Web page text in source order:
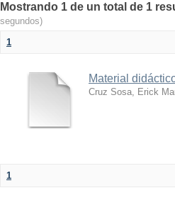
Mostrando 1 de un total de 1
segundos)
1
Material
Cruz Sosa, Erick
1